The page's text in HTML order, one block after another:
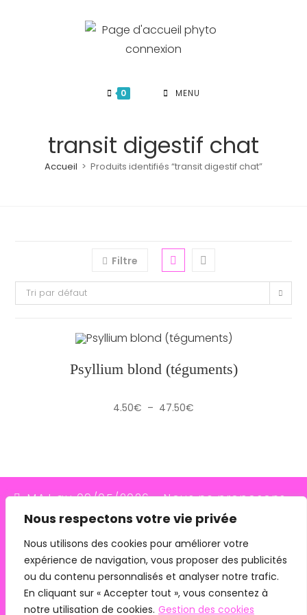
Nous respectons votre vie privée
Nous utilisons des cookies pour améliorer votre
expérience de navigation, vous proposer des publicités
ou du contenu personnalisés et analyser notre trafic.
En cliquant sur « Accepter tout », vous consentez à
notre utilisation de cookies. Gestion des cookies
MAJ au 09/05/2026 - Nous ne proposons
plus le transporteur Relais Colis (placés en
redressement judiciaire le 10/03/26, ils
n'assurent plus les livraisons depuis le
07/05/26). Pour les commandes avec
remise en main propre, merci de me
0 MENU
transit digestif chat
Accueil > Produits identifiés “transit digestif chat”
Filtre
Tri par défaut
Psyllium blond (téguments)
4.50€ – 47.50€